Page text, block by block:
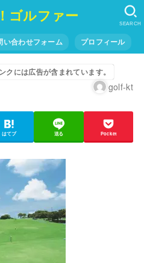
ゴルファー
い合わせフォーム プロフィール
SEARCH
クには広告が含まれています。
golf-kt
はてブ 送る Pocket